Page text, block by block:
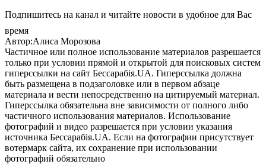
Подпишитесь на канал и читайте новости в удобное для Вас
время
Автор:Алиса Морозова
Частичное или полное использование материалов разрешается
только при условии прямой и открытой для поисковых систем
гиперссылки на сайт Бессарабія.UA. Гиперссылка должна
быть размещена в подзаголовке или в первом абзаце
материала и вести непосредственно на цитируемый материал.
Гиперссылка обязательна вне зависимости от полного либо
частичного использования материалов. Использование
фотографий и видео разрешается при условии указания
источника Бессарабія.UA. Если на фотографии присутствует
вотермарк сайта, их сохранение при использовании
фотографий обязательно